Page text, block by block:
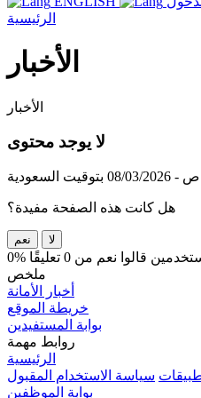
الرئيسية
الأخبار
الأخبار
لا يوجد محتوى
هل كانت هذه الصفحة مفيدة؟
نعم لا
قالوا نعم من 0 تعليقًا
ملخص
أخبار الأمانة
خريطة الموقع
بوابة المستفيدين
روابط مهمة
الرئيسية
سياسة الاستخدام المقبول
بوابة الموظفين